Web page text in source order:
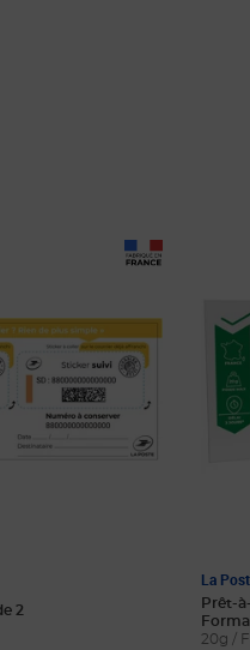
2
La
Prêt-
20g /